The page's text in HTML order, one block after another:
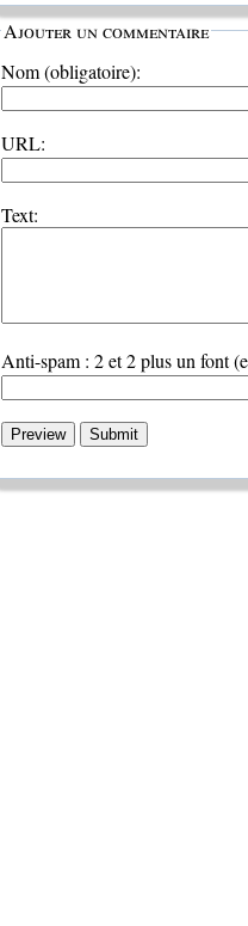
Ajouter un commentaire
Nom (obligatoire):
URL:
Text:
Anti-spam : 2 et 2 plus un font